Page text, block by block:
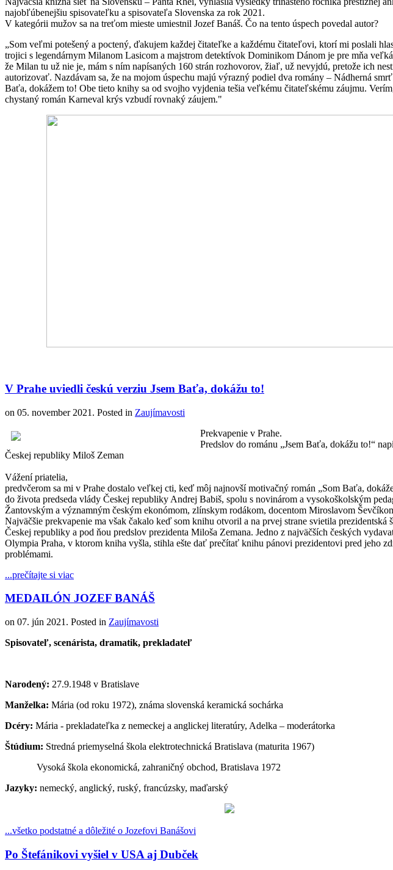
najobľúbenejšiu spisovateľku a spisovateľa Slovenska za rok 2021.
V kategórii mužov sa na treťom mieste umiestnil Jozef Banáš. Čo na tento úspech povedal autor?
„Som veľmi potešený a poctený, ďakujem každej čitateľke a každému čitateľovi, ktorí mi poslali
trojici s legendárnym Milanom Lasicom a majstrom detektívok Dominikom Dánom je pre mňa
že Milan tu už nie je, mám s ním napísaných 160 strán rozhovorov, žiaľ, už nevyjdú, pretože ich
autorizovať. Nazdávam sa, že na mojom úspechu majú výrazný podiel dva romány – Nádherná
Baťa, dokážem to! Obe tieto knihy sa od svojho vyjdenia tešia veľkému čitateľskému záujmu.
chystaný román Karneval krýs vzbudí rovnaký záujem."
V Prahe uviedli českú verziu Jsem Baťa, dokážu to!
on 05. november 2021 . Posted in Zaujímavosti
Prekvapenie v Prahe.
Predslov do románu „Jsem Baťa, dokážu to!“
Českej republiky Miloš Zeman
Vážení priatelia,
predvčerom sa mi v Prahe dostalo veľkej cti, keď môj najnovší motivačný román „Som Baťa,
do života predseda vlády Českej republiky Andrej Babiš, spolu s novinárom a vysokoškolským
Žantovským a významným českým ekonómom, zlínskym rodákom, docentom Miroslavom
Najväčšie prekvapenie ma však čakalo keď som knihu otvoril a na prvej strane svietila prezidentská
Českej republiky a pod ňou predslov prezidenta Miloša Zemana. Jedno z najväčších českých
Olympia Praha, v ktorom kniha vyšla, stihla ešte dať prečítať knihu pánovi prezidentovi pred jeho
problémami.
...prečítajte si viac
MEDAILÓN JOZEF BANÁŠ
on 07. jún 2021 . Posted in Zaujímavosti
Spisovateľ, scenárista, dramatik, prekladateľ
Narodený: 27.9.1948 v Bratislave
Manželka: Mária (od roku 1972), známa slovenská keramická sochárka
Dcéry: Mária - prekladateľka z nemeckej a anglickej literatúry, Adelka – moderátorka
Štúdium: Stredná priemyselná škola elektrotechnická Bratislava (maturita 1967)
Vysoká škola ekonomická, zahraničný obchod, Bratislava 1972
Jazyky: nemecký, anglický, ruský, francúzsky, maďarský
...všetko podstatné a dôležité o Jozefovi Banášovi
Po Štefánikovi vyšiel v USA aj Dubček